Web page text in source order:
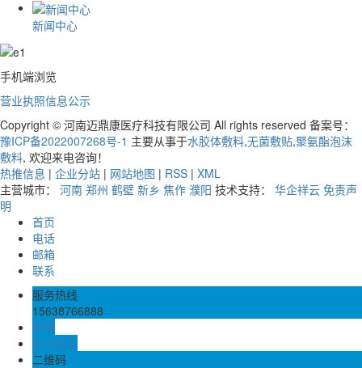
新闻中心
手机端浏览
营业执照信息公示
Copyright © 河南迈鼎康医疗科技有限公司 All rights reserved 备案号：
豫ICP备2022007268号-1 主要从事于水胶体敷料,无菌敷贴,聚氨酯泡沫
敷料, 欢迎来电咨询！
热推信息 | 企业分站 | 网站地图 | RSS | XML
主营城市： 河南 郑州 鹤壁 新乡 焦作 濮阳 技术支持： 华企祥云 免责声
明
首页
电话
邮箱
联系
服务热线
15638766888
邮箱
在线留言
二维码